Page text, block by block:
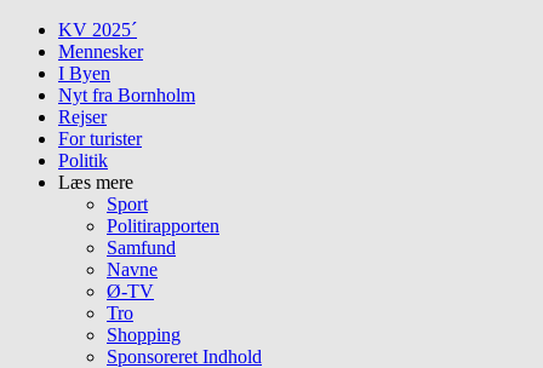
Skip
content
KV 2025´
Mennesker
I Byen
Nyt fra Bornholm
Rejser
For turister
Politik
Læs mere
Sport
Politirapporten
Samfund
Navne
Ø-TV
Tro
Shopping
Sponsoreret Indhold